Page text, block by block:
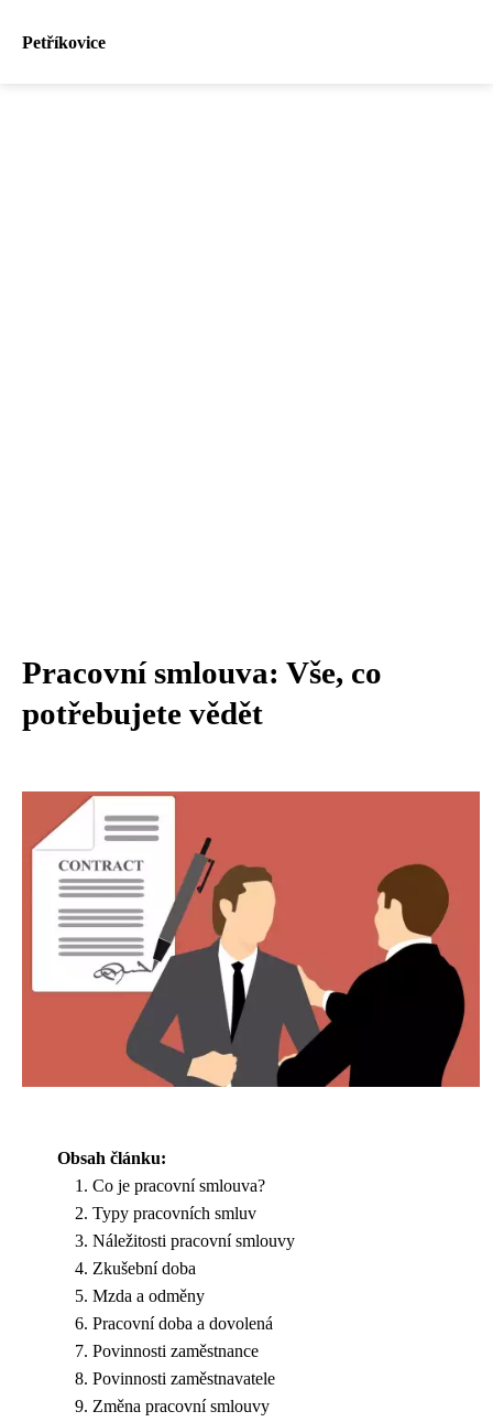
Petříkovice
Pracovní smlouva: Vše, co
potřebujete vědět
Obsah článku:
Co je pracovní smlouva?
Typy pracovních smluv
Náležitosti pracovní smlouvy
Zkušební doba
Mzda a odměny
Pracovní doba a dovolená
Povinnosti zaměstnance
Povinnosti zaměstnavatele
Změna pracovní smlouvy